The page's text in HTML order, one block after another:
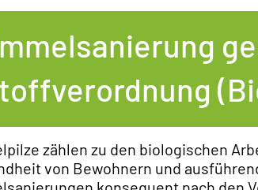
zählen zu den biologischen
von Bewohnern und